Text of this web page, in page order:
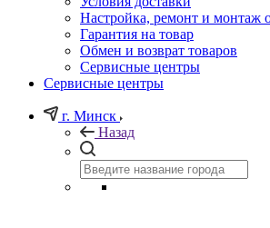
Настройка, ремонт и монтаж
Гарантия на товар
Обмен и возврат товаров
Сервисные центры
Сервисные центры
г. Минск
Назад